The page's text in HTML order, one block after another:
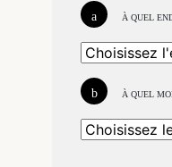
À QUEL
À QUEL